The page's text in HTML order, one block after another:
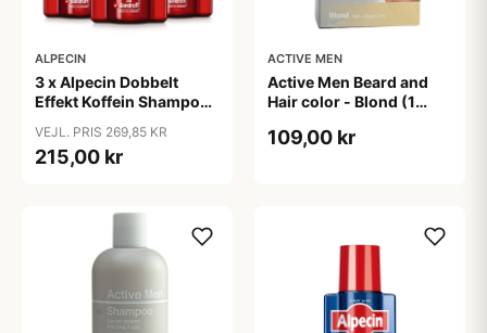
ALPECIN
3 x Alpecin Dobbelt
Effekt Koffein Shampoo
VEJL. PRIS 269,85 KR
215,00 kr
ACTIVE MEN
Active Men Beard and
Hair color - Blond (1
109,00 kr